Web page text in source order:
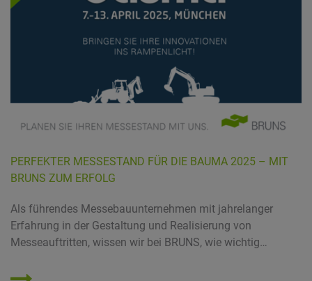
PERFEKTER MESSESTAND FÜR DIE BAUMA 2025 – MIT
BRUNS ZUM ERFOLG
Als führendes Messebauunternehmen mit jahrelanger
Erfahrung in der Gestaltung und Realisierung von
Messeauftritten, wissen wir bei BRUNS, wie wichtig…